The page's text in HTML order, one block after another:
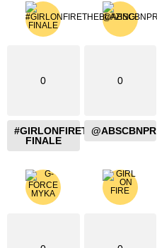
0
#GIRLONFIRETHEBLAZING
FINALE
0
@ABSCBNPR